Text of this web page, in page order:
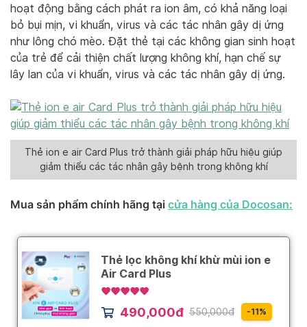
hoạt động bằng cách phát ra ion âm, có khả năng loại
bỏ bụi mịn, vi khuẩn, virus và các tác nhân gây dị ứng
như lông chó mèo. Đặt thẻ tại các không gian sinh hoạt
của trẻ để cải thiện chất lượng không khí, hạn chế sự
lây lan của vi khuẩn, virus và các tác nhân gây dị ứng.
Thẻ ion e air Card Plus trở thành giải pháp hữu hiệu giúp
giảm thiểu các tác nhân gây bệnh trong không khí
Mua sản phẩm chính hãng tại cửa hàng của Docosan: